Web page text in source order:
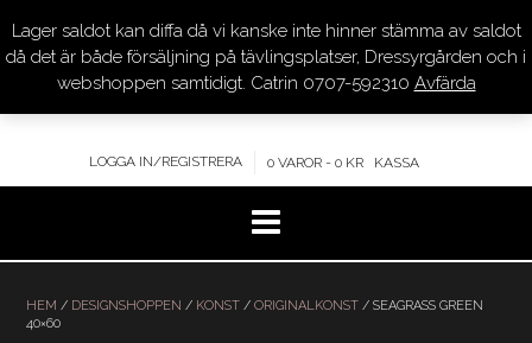
innehåll
DRESSYR.COM
KVALITET – KOMPETENS – SERVICE
LOGGA IN/REGISTRERA 0 VAROR - 0 KR KASSA
HEM / DESIGNSHOPPEN / KONST / ORIGINALKONST / SEAGRASS GREEN
40×60
Lager saldot kan diffa då vi kanske inte hinner stämma av saldot
då det är både försäljning på tävlingsplatser, Dressyrgården och i
webshoppen samtidigt. Catrin 0707-592310 Avfärda